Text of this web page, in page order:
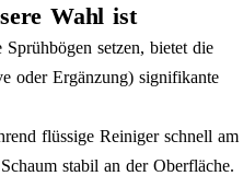
Wahl ist
setzen, bietet die
oder Ergänzung) signifikante
flüssige Reiniger schnell am
stabil an der Oberfläche.